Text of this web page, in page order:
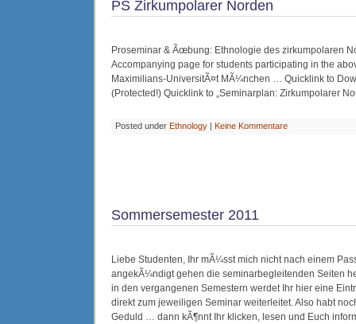
PS Zirkumpolarer Norden
Proseminar & Ãœbung: Ethnologie des zirkumpolaren
Accompanying page for students participating in the
Maximilians-UniversitÃ¤t MÃ¼nchen … Quicklink to
(Protected!) Quicklink to „Seminarplan: Zirkumpolarer
Posted under Ethnology | Keine Kommentare
Sommersemester 2011
Liebe Studenten, Ihr mÃ¼sst mich nicht nach einem
angekÃ¼ndigt gehen die seminarbegleitenden Seiten
in den vergangenen Semestern werdet Ihr hier eine
direkt zum jeweiligen Seminar weiterleitet. Also habt
Geduld … dann kÃ¶nnt Ihr klicken, lesen und Euch